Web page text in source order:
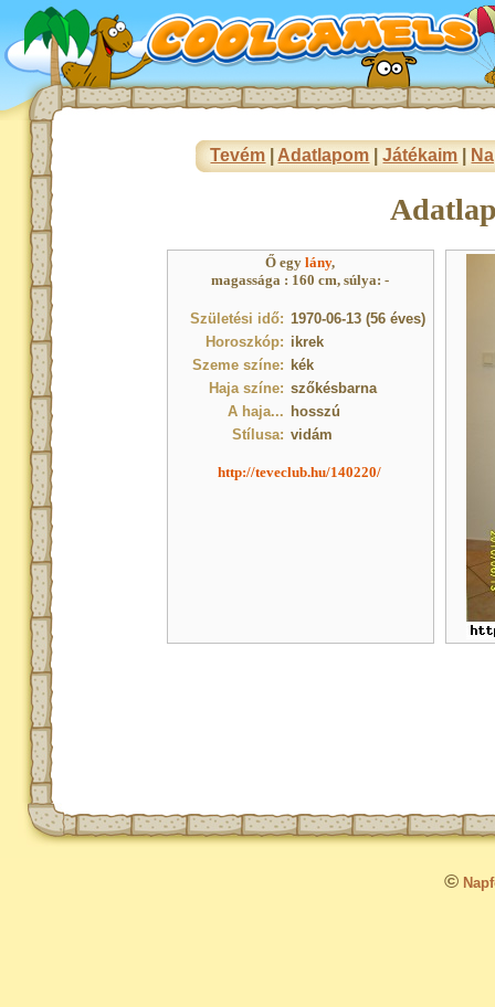
Tevém Adatlapom |Játékaim
Ő egy lány,
magassága : 160 cm, súlya: -
Születési idő: 1970-06-13 (56 éves)
Horoszkóp: ikrek
Szeme színe: kék
Haja színe: szőkésbarna
A haja... hosszú
Stílusa: vidám
http://teveclub.hu/140220/
©